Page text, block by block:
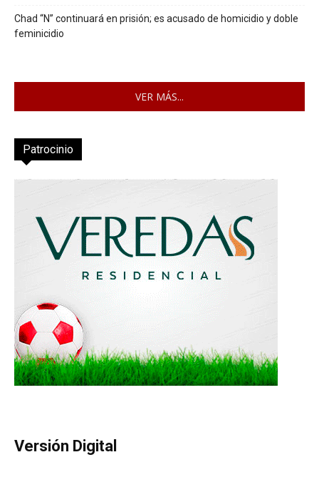
Chad “N” continuará en prisión; es acusado de homicidio y doble
feminicidio
VER MÁS...
Patrocinio
Versión Digital